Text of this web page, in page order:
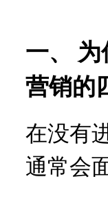
一、
营销的
在没有
通常会